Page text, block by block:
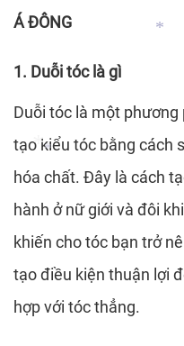
*
*
Á ĐÔNG
1. Duỗi tóc là gì
Duỗi tóc là một
tạo kiểu tóc bằng cách
hóa chất. Đây là cách
hành ở nữ giới và đôi
khiến cho tóc bạn trở
tạo điều kiện thuận lợi
hợp với tóc thẳng.